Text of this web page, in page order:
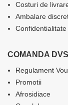
Costuri de
Ambalare
Confidentialitate
COMANDA
Regulament
Promotii
Afrosidiace